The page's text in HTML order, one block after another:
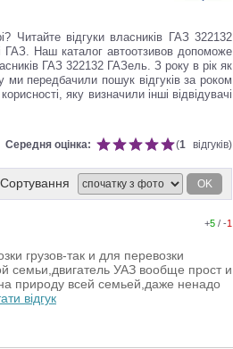
Читайте відгуки власників ГАЗ 322132
ГАЗ. Наш каталог автоотзивов допоможе
ГАЗ 322132 ГАЗель. З року в рік як
ми передбачили пошук відгуків за роком
яку визначили інші відвідувачі
Середня оцінка: (1 відгуків)
Сортування OK
+5 / -1
грузов-так и для перевозки
семьи,двигатель УАЗ вообще прост и
природу всей семьей,даже ненадо
відгук